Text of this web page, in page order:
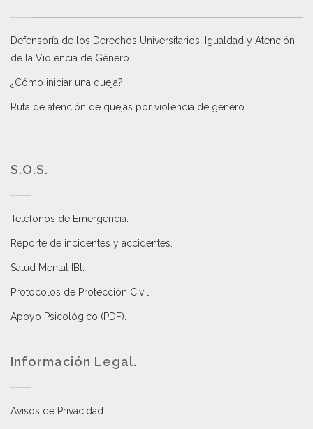
Defensoría de los Derechos Universitarios, Igualdad y Atención
de la Violencia de Género
¿Cómo iniciar una queja?
Ruta de atención de quejas por violencia de género
S.O.S.
Teléfonos de Emergencia.
Reporte de incidentes y accidentes
Salud Mental IBt
Protocolos de Protección Civil
Apoyo Psicológico (PDF)
Información Legal.
Avisos de Privacidad